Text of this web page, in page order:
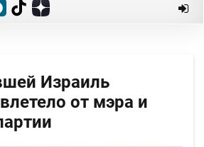
Израиль
от мэра и